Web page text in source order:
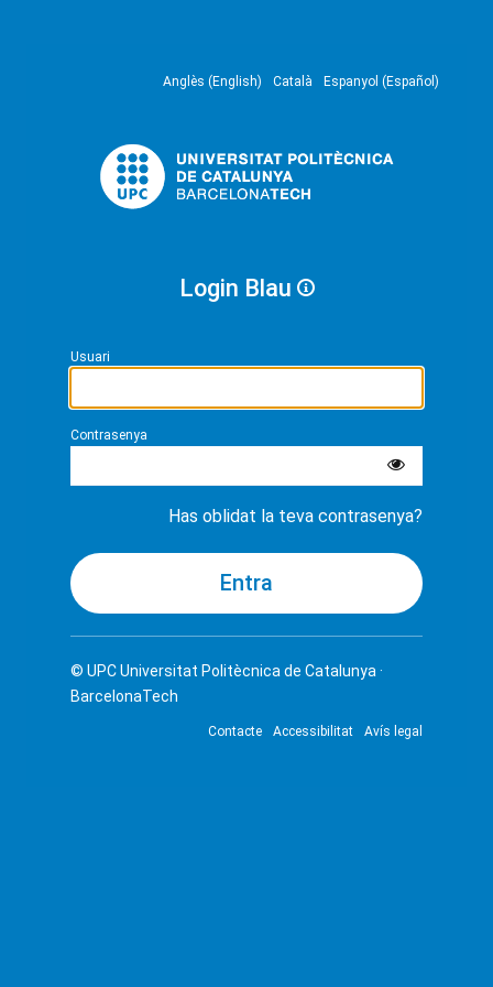
Anglès (English) Català Espanyol (Español)
Login Blau
Usuari
Contrasenya
Has oblidat la teva contrasenya?
© UPCUniversitat Politècnica de Catalunya ·
BarcelonaTech
Contacte Accessibilitat Avís legal